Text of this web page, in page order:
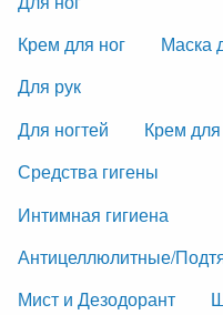
Крем для ног
Маска
Для рук
Для ногтей
Крем для
Средства гигены
Интимная гигиена
Антицеллюлитные/
Мист и Дезодорант